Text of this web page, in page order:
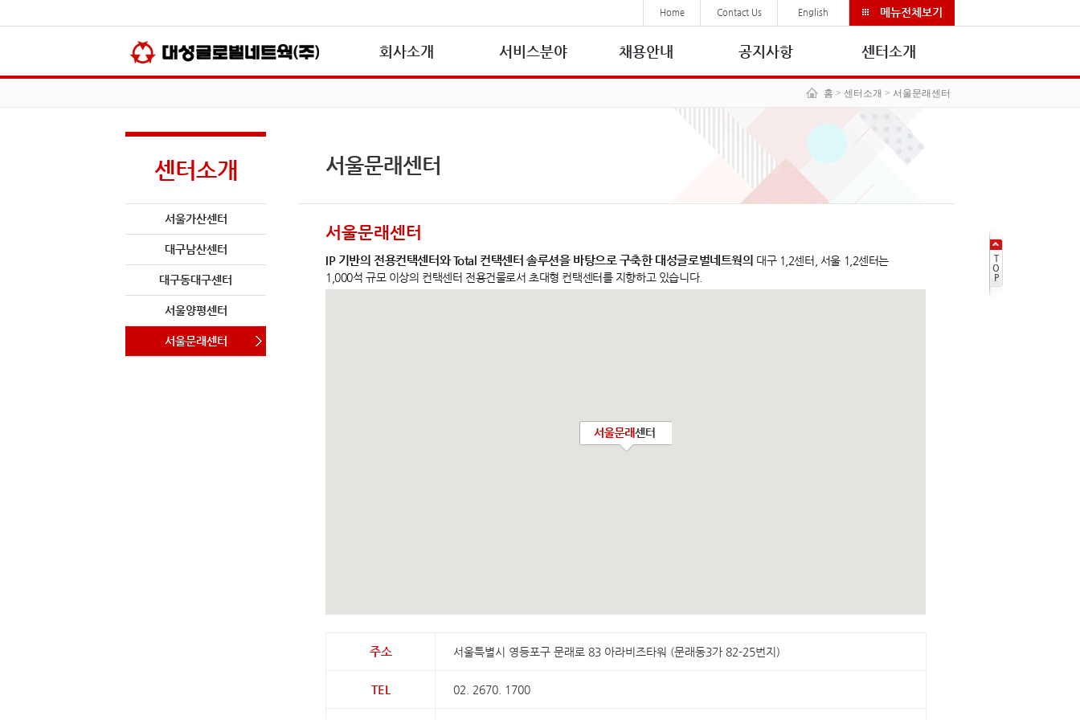
Home Contact Us English 메뉴전체보기
회사소개 서비스분야 채용안내 공지사항 센터소개
홈 > 센터소개 > 서울문래센터
센터소개
서울가산센터
대구남산센터
대구동대구센터
서울양평센터
서울문래센터
서울문래센터
서울문래센터
IP 기반의 전용컨택센터와 Total 컨택센터 솔루션을 바탕으로 구축한 대성글로벌네트웍의 대구 1,2센터, 서울 1,2센터는
1,000석 규모 이상의 컨택센터 전용건물로서 초대형 컨택센터를 지향하고 있습니다.
주소 서울특별시 영등포구 문래로 83 아라비즈타워 (문래동3가 82-25번지)
TEL 02. 2670. 1700
T
O
P